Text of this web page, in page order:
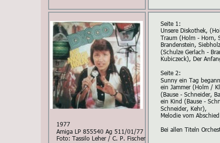
Seite 1:
Unsere Diskothek,
Traum (Holm - Horn,
Brandenstein,
(Schulze Gerlach -
Kubiczeck), Der
Seite 2:
Sunny ein Tag
ein Jammer (Holm /
(Bause - Schneider,
ein Kind (Bause -
Schneider, Kehr),
Melodie vom
Bei allen Titeln
1977
Amiga LP 855540 Ag 511/01/77
Foto: Tassilo Leher / C. P. Fischer